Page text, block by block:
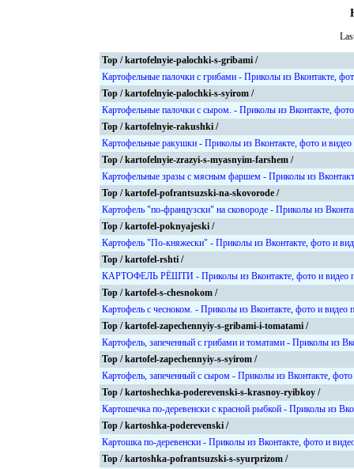
Top / kartofelnyie-palochki-s-gribami /
Картофельные палочки с грибами - Приколы из Вконтакте,
Top / kartofelnyie-palochki-s-syirom /
Картофельные палочки с сыром. - Приколы из Вконтакте,
Top / kartofelnyie-rakushki /
Картофельные ракушки - Приколы из Вконтакте, фото и видео
Top / kartofelnyie-zrazyi-s-myasnyim-farshem /
Картофельные зразы с мясным фаршем - Приколы из
Top / kartofel-pofrantsuzski-na-skovorode /
Картофель "по-французски" на сковороде - Приколы из
Top / kartofel-poknyajeski /
Картофель "По-княжески" - Приколы из Вконтакте, фото и
Top / kartofel-rshti /
КАРТОФЕЛЬ РЁШТИ - Приколы из Вконтакте, фото и видео
Top / kartofel-s-chesnokom /
Картофель с чесноком. - Приколы из Вконтакте, фото и видео
Top / kartofel-zapechennyiy-s-gribami-i-tomatami /
Картофель, запеченный с грибами и томатами - Приколы из
Top / kartofel-zapechennyiy-s-syirom /
Картофель, запеченный с сыром - Приколы из Вконтакте,
Top / kartoshechka-poderevenski-s-krasnoy-ryibkoy /
Картошечка по-деревенски с красной рыбкой - Приколы из
Top / kartoshka-poderevenski /
Картошка по-деревенски - Приколы из Вконтакте, фото и
Top / kartoshka-pofrantsuzski-s-syurprizom /